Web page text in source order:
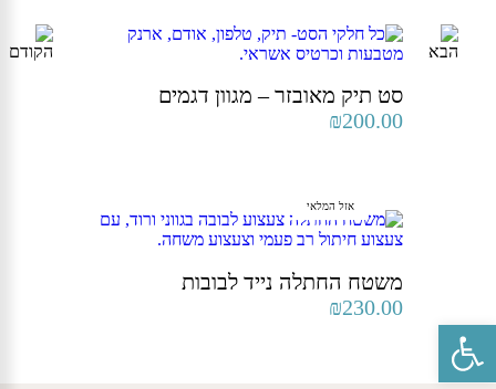
פתח סרגל נגישות
סט תיק מאובזר – מגוון דגמים
₪200.00
משטח החתלה נייד לבובות
אזל המלאי
₪230.00